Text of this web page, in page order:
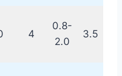
4
0.8-
2.0
3.5